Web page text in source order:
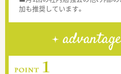
加も推奨しています。
advantage